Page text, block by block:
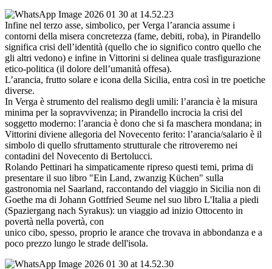
Infine nel terzo asse, simbolico, per Verga l’arancia assume i
contorni della misera concretezza (fame, debiti, roba), in Pirandello
significa crisi dell’identità (quello che io significo contro quello che
gli altri vedono) e infine in Vittorini si delinea quale trasfigurazione
etico-politica (il dolore dell’umanità offesa).
L’arancia, frutto solare e icona della Sicilia, entra così in tre poetiche
diverse.
In Verga è strumento del realismo degli umili: l’arancia è la misura
minima per la sopravvivenza; in Pirandello incrocia la crisi del
soggetto moderno: l’arancia è dono che si fa maschera mondana; in
Vittorini diviene allegoria del Novecento ferito: l’arancia/salario è il
simbolo di quello sfruttamento strutturale che ritroveremo nei
contadini del Novecento di Bertolucci.
Rolando Pettinari ha simpaticamente ripreso questi temi, prima di
presentare il suo libro "Ein Land, zwanzig Küchen" sulla
gastronomia nel Saarland, raccontando del viaggio in Sicilia non di
Goethe ma di Johann Gottfried Seume nel suo libro L'Italia a piedi
(Spaziergang nach Syrakus): un viaggio ad inizio Ottocento in
povertà nella povertà, con
unico cibo, spesso, proprio le arance che trovava in abbondanza e a
poco prezzo lungo le strade dell'isola.